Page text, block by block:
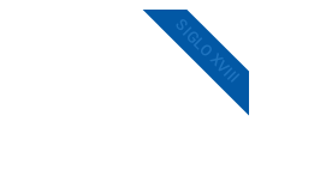
SIGLO XVIII